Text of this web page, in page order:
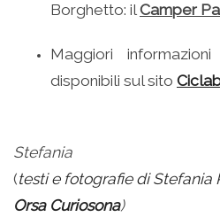
Borghetto: ilCamper
Maggiori
disponibili sul sito
Stefania
(testi e fotografie di Stefania
Orsa Curiosona)